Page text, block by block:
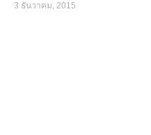
3 ธันวาคม, 2015